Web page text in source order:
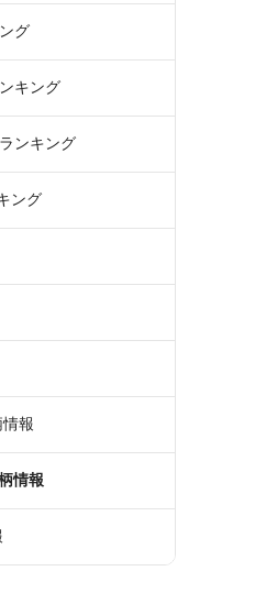
グ
キング
ンキング
ング
報
情報